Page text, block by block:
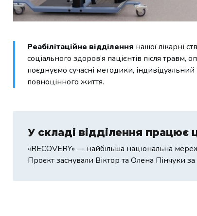
Реабілітаційне відділення нашої лікарні
соціального здоров’я пацієнтів після
поєднуємо сучасні методики,
повноцінного життя.
У складі відділення працює
«RECOVERY» — найбільша національна
Проєкт заснували Віктор та Олена Пінчуки